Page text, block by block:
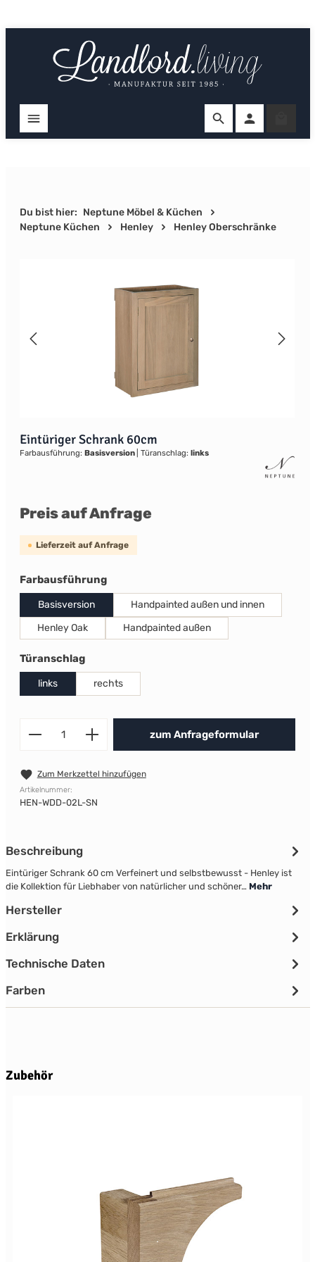
Du bist hier: Neptune Möbel & Küchen
Neptune Küchen
Henley Henley Oberschränke
Eintüriger Schrank 60cm
Farbausführung: Basisversion Türanschlag: links
Preis auf Anfrage
Lieferzeit auf Anfrage
Farbausführungauswählen
Basisversion
Handpainted außen und innen
Henley Oak
Handpainted außen
Türanschlagauswählen
links rechts
Produkt Anzahl: Gib den
zum Anfrageformular
Zum Merkzettel hinzufügen
Artikelnummer:
HEN-WDD-02L-SN
Beschreibung
Eintüriger Schrank 60 cm Verfeinert und selbstbewusst - Henley ist
die Kollektion für Liebhaber von natürlicher und schöner… Mehr
Hersteller
Erklärung
Technische Daten
Farben
Produktgalerie überspringen
Zubehör